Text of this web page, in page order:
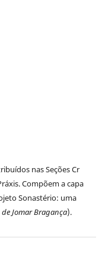
nas Seções Cr
Compõem a capa
Sonastério: uma
Jomar Bragança).